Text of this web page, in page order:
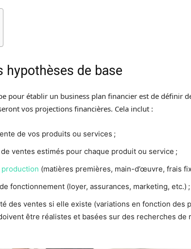
hypothèses de base
pour établir un business plan financier est de définir
vos projections financières. Cela inclut :
de vos produits ou services ;
ventes estimés pour chaque produit ou service ;
production (matières premières, main-d’œuvre, frais
fonctionnement (loyer, assurances, marketing, etc.) ;
des ventes si elle existe (variations en fonction des
être réalistes et basées sur des recherches de